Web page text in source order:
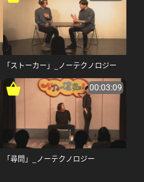
「ストーカー」_ノーテクノロジー
00:03:09
「尋問」_ノーテクノロジー